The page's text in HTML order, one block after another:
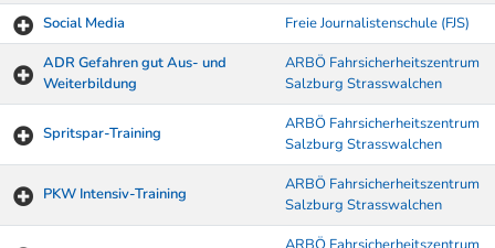
Social Media
Freie Journalistenschule (FJS)
ADR Gefahren gut Aus- und
Weiterbildung
ARBÖ Fahrsicherheitszentrum
Salzburg Strasswalchen
Spritspar-Training
ARBÖ Fahrsicherheitszentrum
Salzburg Strasswalchen
PKW Intensiv-Training
ARBÖ Fahrsicherheitszentrum
Salzburg Strasswalchen